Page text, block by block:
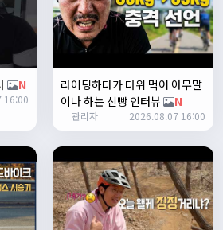
N
16:00
라이딩하다가 더위 먹어 아무말
이나 하는 신빵 인터뷰
N
관리자 2026.08.07 16:00